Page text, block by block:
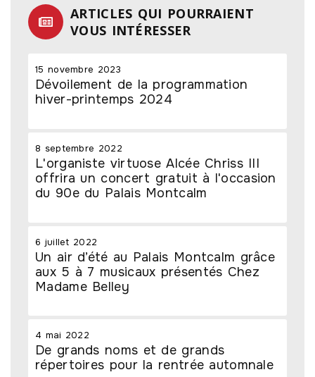
ARTICLES QUI POURRAIENT
VOUS INTÉRESSER
15 novembre 2023
Dévoilement de la programmation
hiver-printemps 2024
8 septembre 2022
L'organiste virtuose Alcée Chriss III
offrira un concert gratuit à l'occasion
du 90e du Palais Montcalm
6 juillet 2022
Un air d’été au Palais Montcalm grâce
aux 5 à 7 musicaux présentés Chez
Madame Belley
4 mai 2022
De grands noms et de grands
répertoires pour la rentrée automnale